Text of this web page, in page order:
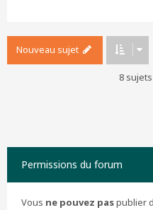
Nouveau sujet
8
Permissions du forum
Vous ne pouvez paspublier